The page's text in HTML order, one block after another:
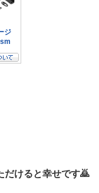
だけると幸せです🙇